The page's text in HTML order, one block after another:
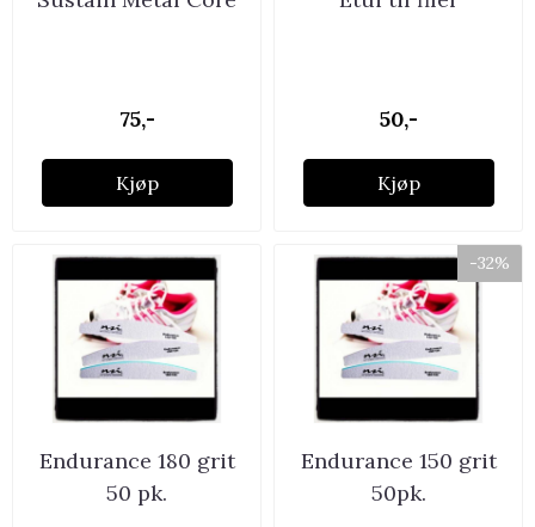
75,-
Kjøp
50,-
Kjøp
Endurance 180 grit
50 pk.
-32%
Endurance 150 grit
50pk.